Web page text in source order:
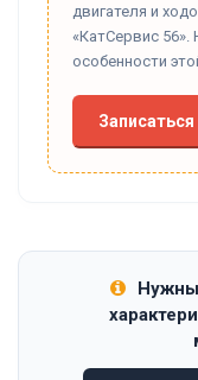
двигателя и
«КатСервис
особенности
Нужны